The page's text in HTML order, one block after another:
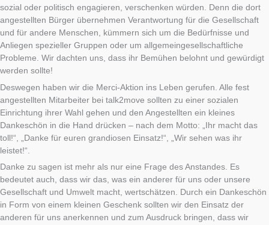
sozial oder politisch engagieren, verschenken würden. Denn die dort
angestellten Bürger übernehmen Verantwortung für die Gesellschaft
und für andere Menschen, kümmern sich um die Bedürfnisse und
Anliegen spezieller Gruppen oder um allgemeingesellschaftliche
Probleme. Wir dachten uns, dass ihr Bemühen belohnt und gewürdigt
werden sollte!
Deswegen haben wir die Merci-Aktion ins Leben gerufen. Alle fest
angestellten Mitarbeiter bei talk2move sollten zu einer sozialen
Einrichtung ihrer Wahl gehen und den Angestellten ein kleines
Dankeschön in die Hand drücken – nach dem Motto: „Ihr macht das
toll!“, „Danke für euren grandiosen Einsatz!“, „Wir sehen was ihr
leistet!“.
Danke zu sagen ist mehr als nur eine Frage des Anstandes. Es
bedeutet auch, dass wir das, was ein anderer für uns oder unsere
Gesellschaft und Umwelt macht, wertschätzen. Durch ein Dankeschön
in Form von einem kleinen Geschenk sollten wir den Einsatz der
anderen für uns anerkennen und zum Ausdruck bringen, dass wir